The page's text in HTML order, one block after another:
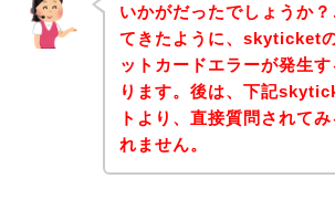
いかがだったでしょうか
てきたように、skyticket
ットカードエラーが発生
ります。後は、下記
トより、直接質問されて
れません。